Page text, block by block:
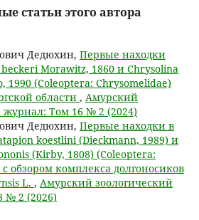
статьи этого автора
Дедюхин, Первые находки
Morawitz, 1860 и Chrysolina
1990 (Coleoptera: Chrysomelidae)
области , Амурский
журнал: Том 16 № 2 (2024)
Дедюхин, Первые находки в
koestlini (Dieckmann, 1989) и
(Kirby, 1808) (Coleoptera:
обзором комплекса долгоносиков
L. , Амурский зоологический
№ 2 (2026)